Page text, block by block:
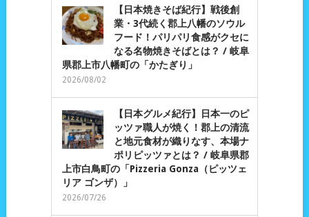
【日本焼きそば紀行】戦後創
業・3代続く郡上八幡のソウル
フード！パリパリ食感がクセに
なる名物焼きそばとは？ / 岐阜
県郡上市八幡町の「かたぎり」
2026/08/02
【日本グルメ紀行】日本一のピ
ッツァ職人が焼く！郡上の清流
と地元食材が織りなす、本場ナ
ポリピッツァとは？ / 岐阜県郡
上市白鳥町の「Pizzeria Gonza（ピッツェ
リア ゴンザ）」
2026/07/26